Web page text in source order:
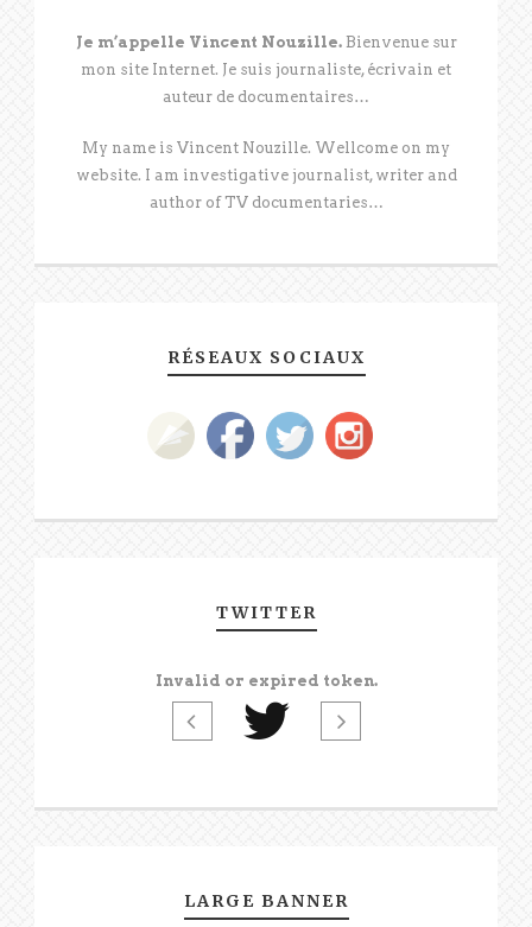
Je m’appelle Vincent Nouzille.Bienvenue sur
mon site Internet. Je suis journaliste, écrivain et
auteur de documentaires…
My name is Vincent Nouzille. Wellcome on my
website. I am investigative journalist, writer and
author of TV documentaries…
RÉSEAUX SOCIAUX
TWITTER
Invalid or expired token.
LARGE BANNER